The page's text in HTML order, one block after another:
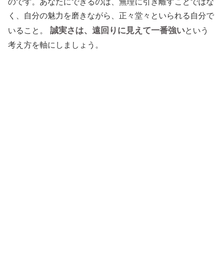
のです。あなたにできるのは、無理に引き離すことではな
く、自分の魅力を磨きながら、正々堂々といられる自分で
いること。
誠実さは、遠回りに見えて一番強いという
考え方を軸にしましょう。